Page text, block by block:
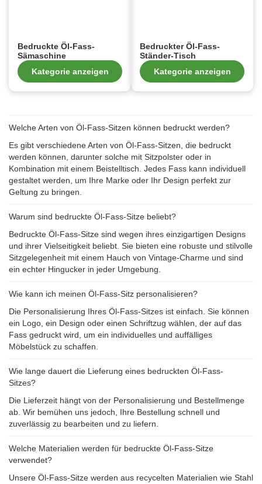
Bedruckte Öl-Fass-
Sämaschine
Kategorie anzeigen
Bedruckter Öl-Fass-
Ständer-Tisch
Kategorie anzeigen
Welche Arten von Öl-Fass-Sitzen können bedruckt werden?
Es gibt verschiedene Arten von Öl-Fass-Sitzen, die bedruckt
werden können, darunter solche mit Sitzpolster oder in
Kombination mit einem Beistelltisch. Jedes Fass kann individuell
gestaltet werden, um Ihre Marke oder Ihr Design perfekt zur
Geltung zu bringen.
Warum sind bedruckte Öl-Fass-Sitze beliebt?
Bedruckte Öl-Fass-Sitze sind wegen ihres einzigartigen Designs
und ihrer Vielseitigkeit beliebt. Sie bieten eine robuste und stilvolle
Sitzgelegenheit mit einem Hauch von Vintage-Charme und sind
ein echter Hingucker in jeder Umgebung.
Wie kann ich meinen Öl-Fass-Sitz personalisieren?
Die Personalisierung Ihres Öl-Fass-Sitzes ist einfach. Sie können
ein Logo, ein Design oder einen Schriftzug wählen, der auf das
Fass gedruckt wird, um ein individuelles und auffälliges
Möbelstück zu schaffen.
Wie lange dauert die Lieferung eines bedruckten Öl-Fass-
Sitzes?
Die Lieferzeit hängt von der Personalisierung und Bestellmenge
ab. Wir bemühen uns jedoch, Ihre Bestellung schnell und
zuverlässig zu bearbeiten und zu liefern.
Welche Materialien werden für bedruckte Öl-Fass-Sitze
verwendet?
Unsere Öl-Fass-Sitze werden aus recycelten Materialien wie Stahl